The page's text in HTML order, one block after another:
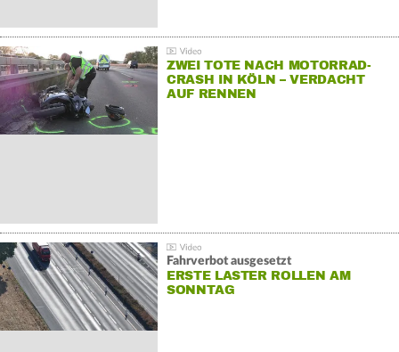
ZWEI TOTE NACH MOTORRAD-
CRASH IN KÖLN – VERDACHT
AUF RENNEN
Fahrverbot ausgesetzt
ERSTE LASTER ROLLEN AM
SONNTAG